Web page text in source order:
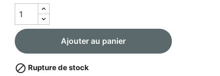
Ajouter au panier
 Rupture de stock